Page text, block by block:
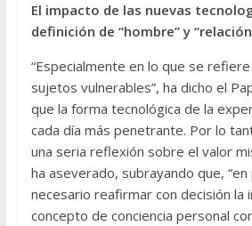
El impacto de las nuevas
definición de “hombre” y
“Especialmente en lo que se
sujetos vulnerables”, ha dicho el
que la forma tecnológica de la
cada día más penetrante. Por lo
una seria reflexión sobre el valor
ha aseverado, subrayando que,
necesario reafirmar con decisión la
concepto de conciencia personal